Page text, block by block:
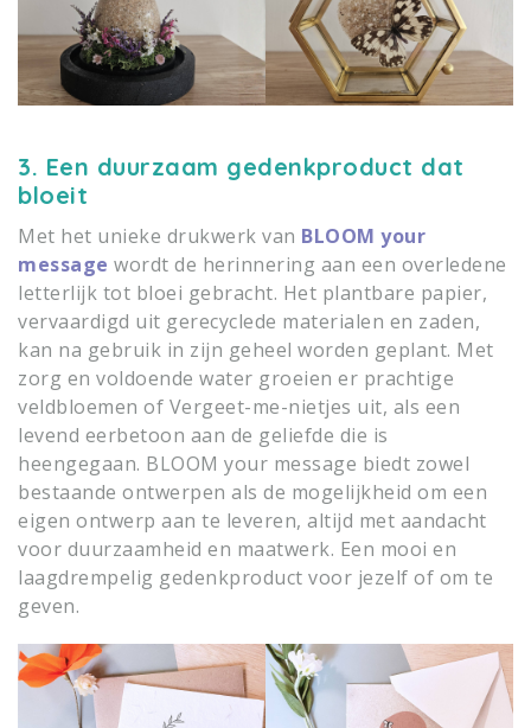
3. Een duurzaam gedenkproduct dat
bloeit
Met het unieke drukwerk van BLOOM your
message wordt de herinnering aan een overledene
letterlijk tot bloei gebracht. Het plantbare papier,
vervaardigd uit gerecyclede materialen en zaden,
kan na gebruik in zijn geheel worden geplant. Met
zorg en voldoende water groeien er prachtige
veldbloemen of Vergeet-me-nietjes uit, als een
levend eerbetoon aan de geliefde die is
heengegaan. BLOOM your message biedt zowel
bestaande ontwerpen als de mogelijkheid om een
eigen ontwerp aan te leveren, altijd met aandacht
voor duurzaamheid en maatwerk. Een mooi en
laagdrempelig gedenkproduct voor jezelf of om te
geven.